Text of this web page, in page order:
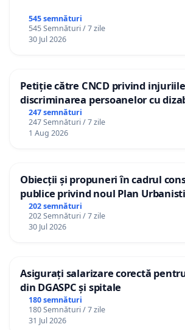
545 semnături
545 Semnături / 7 zile
30 Jul 2026
Petiție către CNCD privind
discriminarea persoanelor cu
către utilizatorul TikTok „Gorici”
247 semnături
247 Semnături / 7 zile
1 Aug 2026
Obiecții și propuneri în cadrul
publice privind noul Plan
(PUG) Ialoveni
202 semnături
202 Semnături / 7 zile
30 Jul 2026
Asigurați salarizare corectă
din DGASPC și spitale
180 semnături
180 Semnături / 7 zile
31 Jul 2026